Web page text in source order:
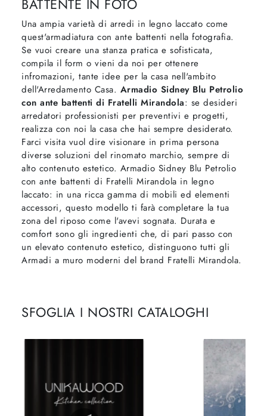
BATTENTE IN FOTO
Una ampia varietà di arredi in legno laccato come
quest'armadiatura con ante battenti nella fotografia.
Se vuoi creare una stanza pratica e sofisticata,
compila il form o vieni da noi per ottenere
infromazioni, tante idee per la casa nell'ambito
dell'Arredamento Casa. Armadio Sidney Blu Petrolio
con ante battenti di Fratelli Mirandola: se desideri
arredatori professionisti per preventivi e progetti,
realizza con noi la casa che hai sempre desiderato.
Farci visita vuol dire visionare in prima persona
diverse soluzioni del rinomato marchio, sempre di
alto contenuto estetico. Armadio Sidney Blu Petrolio
con ante battenti di Fratelli Mirandola in legno
laccato: in una ricca gamma di mobili ed elementi
accessori, questo modello ti farà completare la tua
zona del riposo come l'avevi sognata. Durata e
comfort sono gli ingredienti che, di pari passo con
un elevato contenuto estetico, distinguono tutti gli
Armadi a muro moderni del brand Fratelli Mirandola.
SFOGLIA I NOSTRI CATALOGHI